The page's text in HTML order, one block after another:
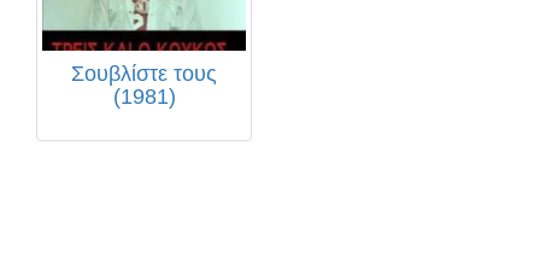
Σουβλίστε τους
(1981)